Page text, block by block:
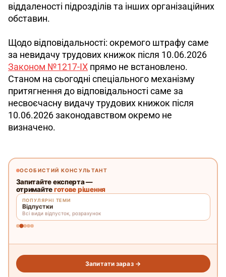
віддаленості підрозділів та інших організаційних
обставин.
Щодо відповідальності: окремого штрафу саме
за невидачу трудових книжок після 10.06.2026
Законом №1217-IX прямо не встановлено.
Станом на сьогодні спеціального механізму
притягнення до відповідальності саме за
несвоєчасну видачу трудових книжок після
10.06.2026 законодавством окремо не
визначено.